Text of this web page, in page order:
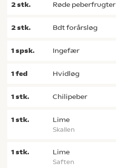
2stk. røde peberfrugter
2stk. bdt forårsløg
1spsk. ingefær
1fed hvidløg
1stk. chilipeber
1stk. lime
skallen
1stk. lime
saften